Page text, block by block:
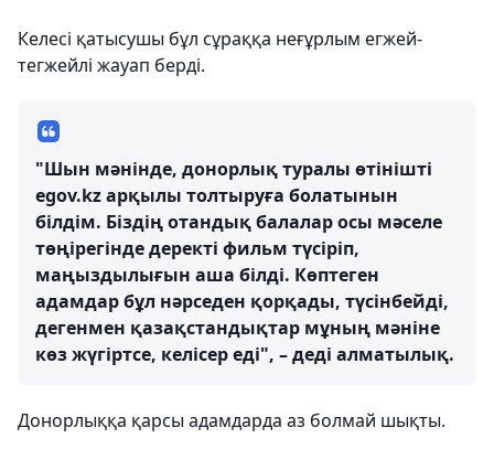
Келесі қатысушы бұл сұраққа неғұрлым егжей-
тегжейлі жауап берді.
"Шын мәнінде, донорлық туралы өтінішті
egov.kz арқылы толтыруға болатынын
білдім. Біздің отандық балалар осы мәселе
төңірегінде деректі фильм түсіріп,
маңыздылығын аша білді. Көптеген
адамдар бұл нәрседен қорқады, түсінбейді,
дегенмен қазақстандықтар мұның мәніне
көз жүгіртсе, келісер еді", – деді алматылық.
Донорлыққа қарсы адамдарда аз болмай шықты.